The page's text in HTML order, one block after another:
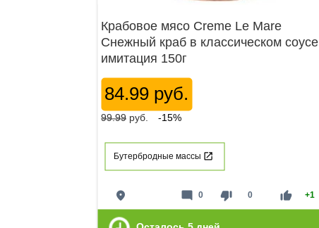
Крабовое мясо Creme Le Mare
Снежный краб в классическом соусе
имитация 150г
84.99 руб.
99.99 руб. -15%
Бутербродные массы
place thumb_down 0 thumb_up +1
mode_comment 0